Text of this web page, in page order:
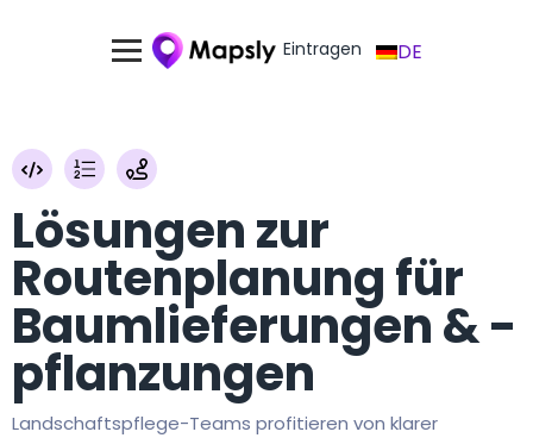
Eintragen DE
Lösungen zur
Routenplanung für
Baumlieferungen & -
pflanzungen
Landschaftspflege-Teams profitieren von klarer